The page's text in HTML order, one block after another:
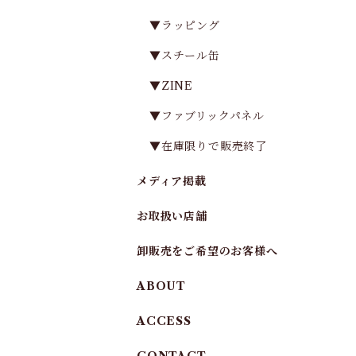
▼ラッピング
▼スチール缶
▼ZINE
▼ファブリックパネル
▼在庫限りで販売終了
メディア掲載
お取扱い店舗
卸販売をご希望のお客様へ
ABOUT
ACCESS